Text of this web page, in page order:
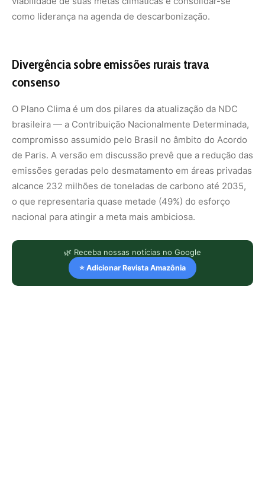
como liderança na agenda de descarbonização.
Divergência sobre emissões rurais trava
consenso
O Plano Clima é um dos pilares da atualização da NDC
brasileira — a Contribuição Nacionalmente Determinada,
compromisso assumido pelo Brasil no âmbito do Acordo
de Paris. A versão em discussão prevê que a redução das
emissões geradas pelo desmatamento em áreas privadas
alcance 232 milhões de toneladas de carbono até 2035,
o que representaria quase metade (49%) do esforço
nacional para atingir a meta mais ambiciosa.
🌿 Receba nossas notícias no Google
⭐ Adicionar Revista Amazônia